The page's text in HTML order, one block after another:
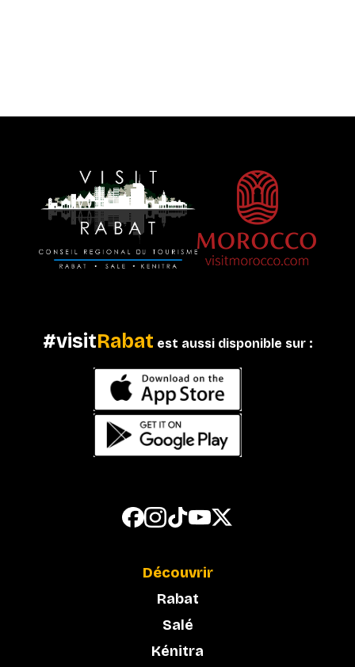
#visitRabat est aussi disponible sur :
Découvrir
Rabat
Salé
Kénitra